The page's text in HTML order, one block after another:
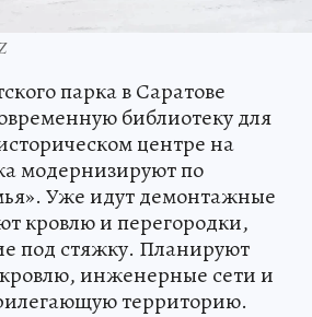
парка в Саратове
библиотеку для
центре на
модернизируют по
Уже идут демонтажные
кровлю и перегородки,
под стяжку. Планируют
инженерные сети и
территорию.